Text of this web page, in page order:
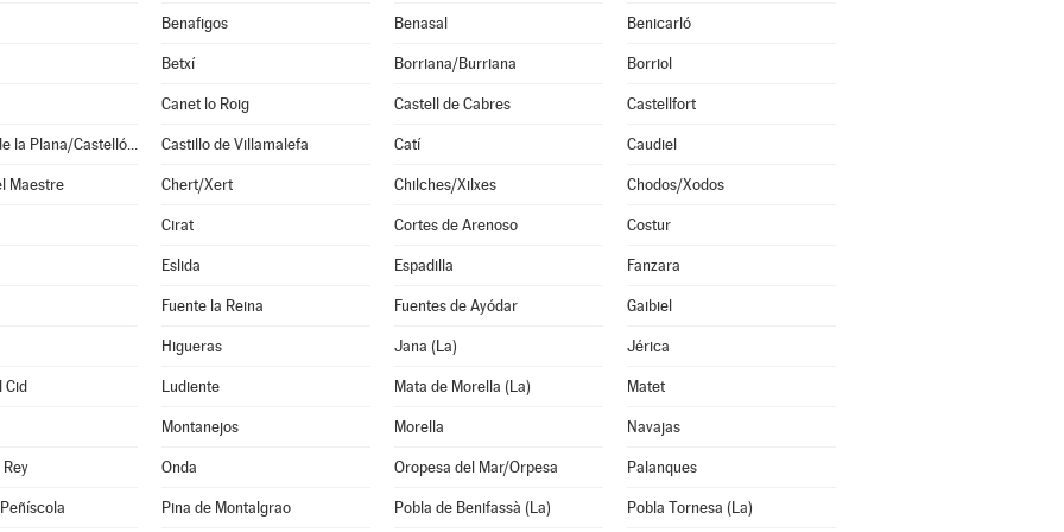
Benafigos Benasal Benicarló
Betxí Borriana/Burriana Borriol
Canet lo Roig Castell de Cabres Castellfort
Castellón de la Plana/Castelló de la Plana Castillo de Villamalefa Catí Caudiel
Maestre Chert/Xert Chilches/Xilxes Chodos/Xodos
Cirat Cortes de Arenoso Costur
Eslida Espadilla Fanzara
Fuente la Reina Fuentes de Ayódar Gaibiel
Higueras Jana (La) Jérica
Cid Ludiente Mata de Morella (La) Matet
Montanejos Morella Navajas
Onda Oropesa del Mar/Orpesa Palanques
Pina de Montalgrao Pobla de Benifassà (La) Pobla Tornesa (La)